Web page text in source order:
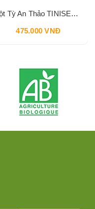
Bột Tỳ An Thảo TINISEED 450g
475.000 VNĐ